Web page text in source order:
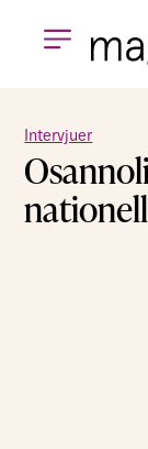
Intervjuer